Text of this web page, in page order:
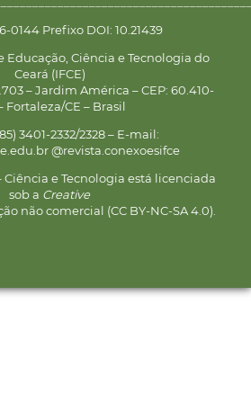
0144 Prefixo DOI: 10.21439
Educação, Ciência e Tecnologia do
Ceará (IFCE)
– Jardim América – CEP: 60.410-
Fortaleza/CE – Brasil
3401-2332/2328 – E-mail:
@revista.conexoesifce
Ciência e Tecnologia está licenciada
sob a Creative
não comercial (CC BY-NC-SA 4.0).